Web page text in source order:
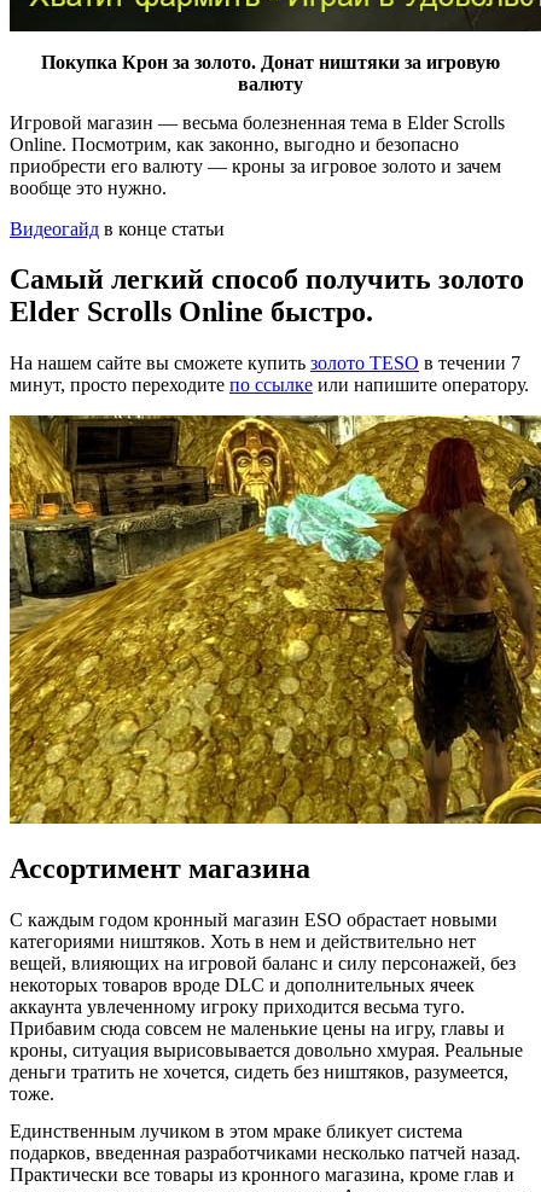
Покупка Крон за золото. Донат ништяки за игровую
валюту
Игровой магазин — весьма болезненная тема в Elder Scrolls
Online. Посмотрим, как законно, выгодно и безопасно
приобрести его валюту — кроны за игровое золото и зачем
вообще это нужно.
Видеогайд в конце статьи
Самый легкий способ получить золото
Elder Scrolls Online быстро.
На нашем сайте вы сможете купить золото TESO в течении 7
минут, просто переходите по ссылке или напишите оператору.
Ассортимент магазина
С каждым годом кронный магазин ESO обрастает новыми
категориями ништяков. Хоть в нем и действительно нет
вещей, влияющих на игровой баланс и силу персонажей, без
некоторых товаров вроде DLC и дополнительных ячеек
аккаунта увлеченному игроку приходится весьма туго.
Прибавим сюда совсем не маленькие цены на игру, главы и
кроны, ситуация вырисовывается довольно хмурая. Реальные
деньги тратить не хочется, сидеть без ништяков, разумеется,
тоже.
Единственным лучиком в этом мраке бликует система
подарков, введенная разработчиками несколько патчей назад.
Практически все товары из кронного магазина, кроме глав и